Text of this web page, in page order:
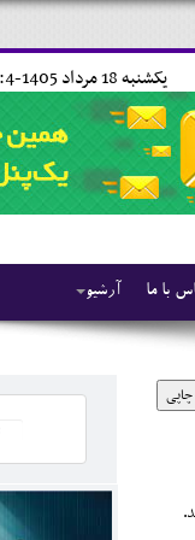
يکشنبه 18 مرداد 1405-12:4-
آرشیو با ما